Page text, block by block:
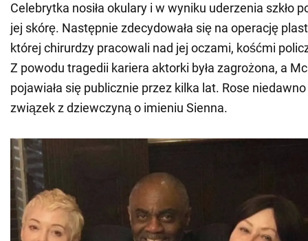
Celebrytka nosiła okulary i w wyniku uderzenia szkło
jej skórę. Następnie zdecydowała się na operację
której chirurdzy pracowali nad jej oczami, kośćmi
Z powodu tragedii kariera aktorki była zagrożona, a
pojawiała się publicznie przez kilka lat. Rose niedawno
związek z dziewczyną o imieniu Sienna.